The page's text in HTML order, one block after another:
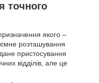
точного
якого –
розташування
пристосування
відділів, але це